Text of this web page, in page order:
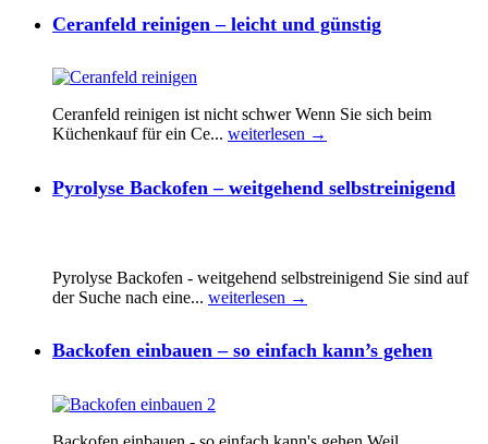
Ceranfeld reinigen – leicht und günstig
Ceranfeld reinigen ist nicht schwer Wenn Sie sich beim
Küchenkauf für ein Ce... weiterlesen →
Pyrolyse Backofen – weitgehend selbstreinigend
Pyrolyse Backofen - weitgehend selbstreinigend Sie sind auf
der Suche nach eine... weiterlesen →
Backofen einbauen – so einfach kann’s gehen